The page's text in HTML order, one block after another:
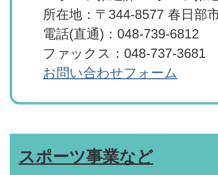
所在地：〒344-8577 春日部
電話(直通)：048-739-6812
ファックス：048-737-3681
お問い合わせフォーム
スポーツ事業など